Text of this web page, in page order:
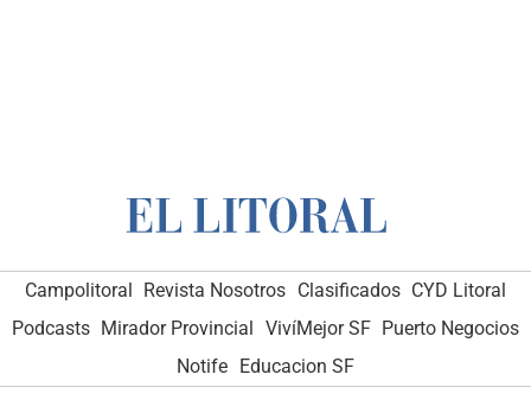
Campolitoral Revista Nosotros Clasificados CYD Litoral
Podcasts Mirador Provincial VivíMejor SF Puerto Negocios
Notife Educacion SF